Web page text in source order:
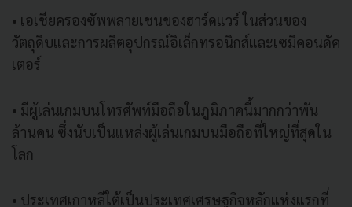
• เอเชียครองซัพพลายเชนของฮาร์ดแวร์ ในส่วนของ
วัตถุดิบและการผลิตอุปกรณ์อิเล็กทรอนิกส์และเซมิคอนดัค
เตอร์
• มีผู้เล่นเกมบนโทรศัพท์มือถือในภูมิภาคนี้มากกว่าพัน
ล้านคน ซึ่งนับเป็นแหล่งผู้เล่นเกมบนมือถือที่ใหญ่ที่สุดใน
โลก
• ประเทศเกาหลีใต้เป็นประเทศเศรษฐกิจหลักแห่งแรกที่